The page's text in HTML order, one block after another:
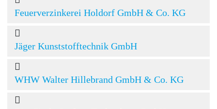
Feuerverzinkerei Holdorf GmbH & Co. KG
Jäger Kunststofftechnik GmbH
WHW Walter Hillebrand GmbH & Co. KG